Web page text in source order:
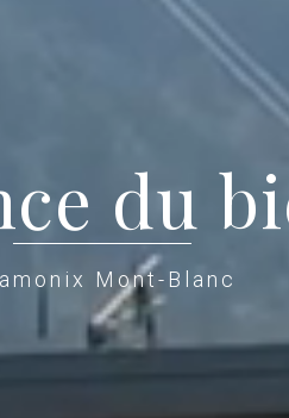
du
Mont-Blanc